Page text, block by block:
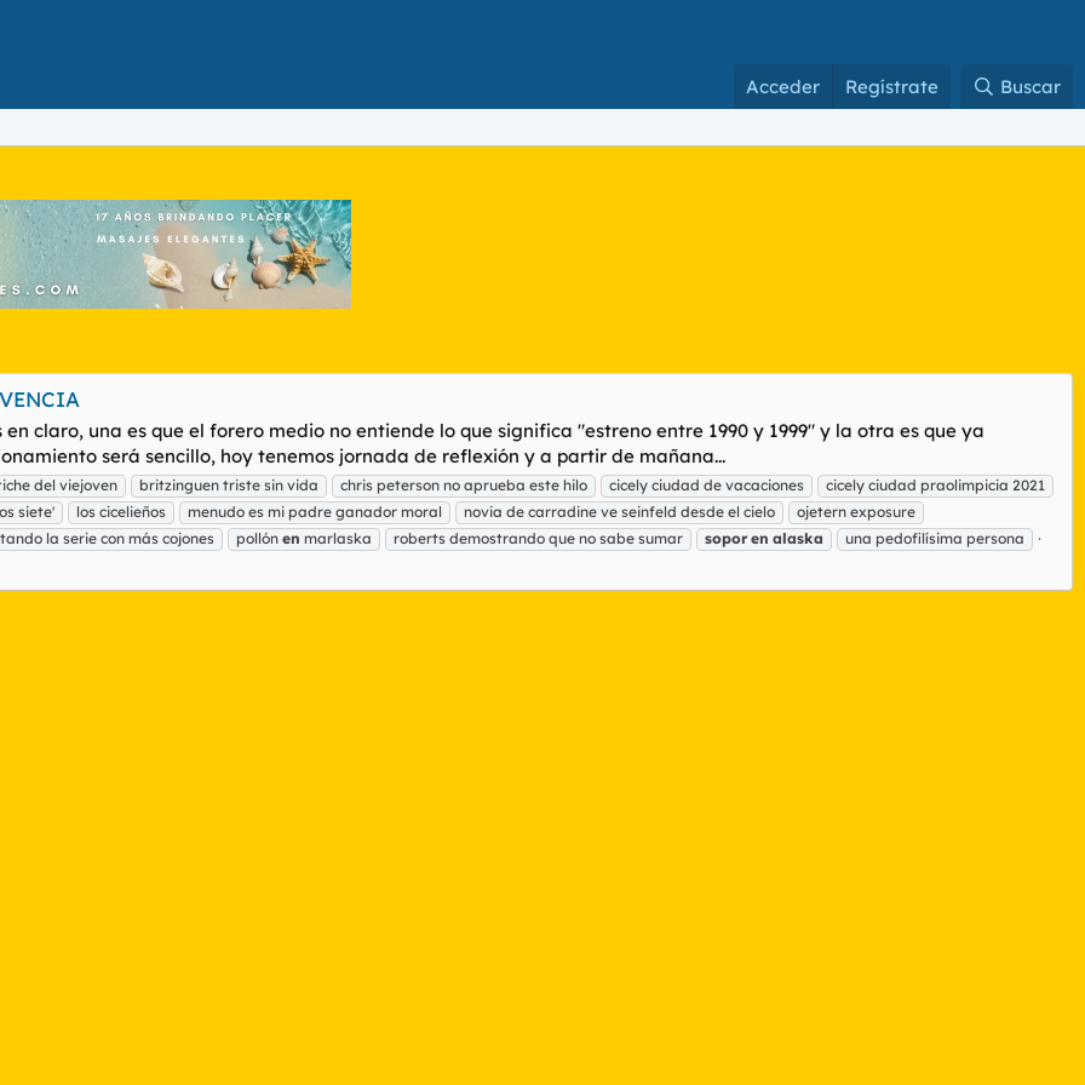
Acceder Regístrate Buscar
claro, una es que el forero medio no entiende lo que significa "estreno entre 1990 y 1999" y la otra es que ya
será sencillo, hoy tenemos jornada de reflexión y a partir de mañana...
del viejoven britzinguen triste sin vida chris peterson no aprueba este hilo cicely ciudad de vacaciones
cicely ciudad praolimpicia 2021
siete' los cicelieños menudo es mi padre ganador moral novia de carradine ve seinfeld desde el cielo
ojetern exposure
la serie con más cojones pollón en marlaska roberts demostrando que no sabe sumar sopor en alaska una pedofilísima persona